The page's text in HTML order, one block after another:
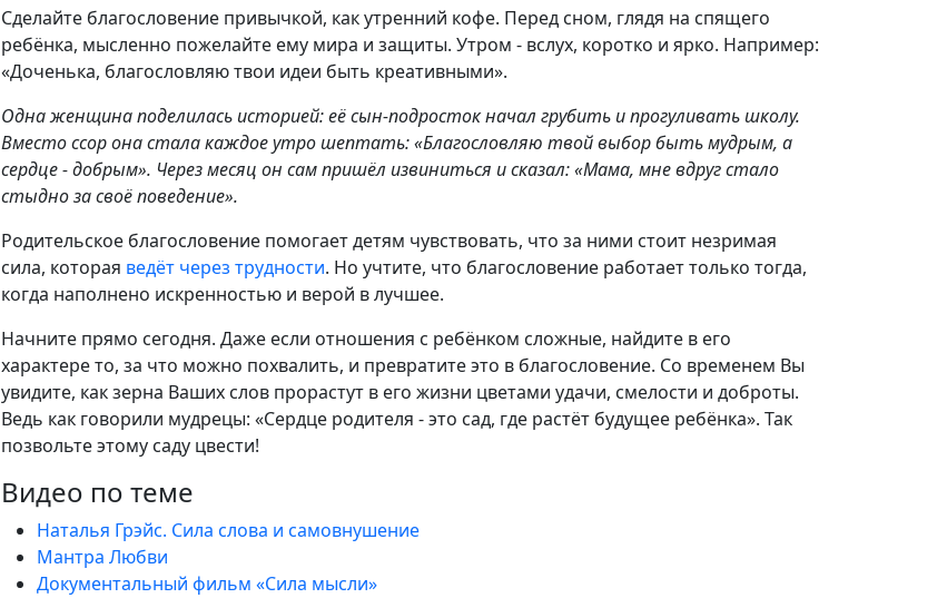
Сделайте благословение привычкой, как утренний кофе. Перед сном, глядя на спящего
ребёнка, мысленно пожелайте ему мира и защиты. Утром - вслух, коротко и ярко. Например:
«Доченька, благословляю твои идеи быть креативными».
Одна женщина поделилась историей: её сын-подросток начал грубить и прогуливать школу.
Вместо ссор она стала каждое утро шептать: «Благословляю твой выбор быть мудрым, а
сердце - добрым». Через месяц он сам пришёл извиниться и сказал: «Мама, мне вдруг стало
стыдно за своё поведение».
Родительское благословение помогает детям чувствовать, что за ними стоит незримая
сила, которая ведёт через трудности. Но учтите, что благословение работает только тогда,
когда наполнено искренностью и верой в лучшее.
Начните прямо сегодня. Даже если отношения с ребёнком сложные, найдите в его
характере то, за что можно похвалить, и превратите это в благословение. Со временем Вы
увидите, как зерна Ваших слов прорастут в его жизни цветами удачи, смелости и доброты.
Ведь как говорили мудрецы: «Сердце родителя - это сад, где растёт будущее ребёнка». Так
позвольте этому саду цвести!
Видео по теме
Наталья Грэйс. Сила слова и самовнушение
Мантра Любви
Документальный фильм «Сила мысли»